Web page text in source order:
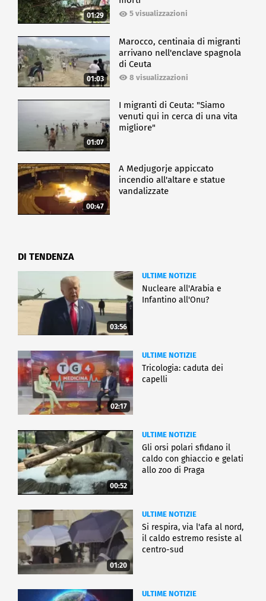
01:29 5 visualizzazioni
01:03
Marocco, centinaia di migranti
arrivano nell'enclave spagnola
di Ceuta
8 visualizzazioni
01:07
I migranti di Ceuta: "Siamo
venuti qui in cerca di una vita
migliore"
00:47
A Medjugorje appiccato
incendio all'altare e statue
vandalizzate
DI TENDENZA
03:56
ULTIME NOTIZIE
Nucleare all'Arabia e
Infantino all'Onu?
02:17
ULTIME NOTIZIE
Tricologia: caduta dei
capelli
00:52
ULTIME NOTIZIE
Gli orsi polari sfidano il
caldo con ghiaccio e gelati
allo zoo di Praga
01:20
ULTIME NOTIZIE
Si respira, via l'afa al nord,
il caldo estremo resiste al
centro-sud
ULTIME NOTIZIE